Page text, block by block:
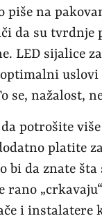
piše na
da su tvrdnje
LED sijalice
se, nažalost,
potrošite više
platite
bi da znate šta
rano
i instalatere